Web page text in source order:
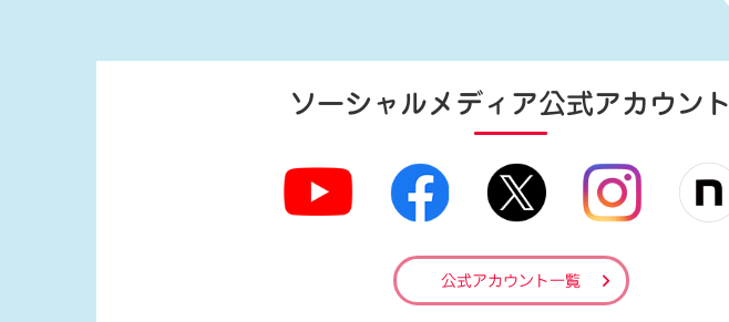
ソーシャルメディア公式アカウント
公式アカウント一覧